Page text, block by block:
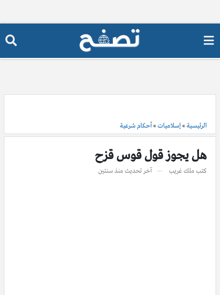
الرئيسية »إسلاميات »أحكام شرعية
هل يجوز قول قوس قزح
كتب ملك غريب آخر تحديث منذ سنتين